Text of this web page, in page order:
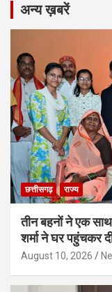
अन्य ख़बरें
छत्तीसगढ़ राज्य
तीन बहनों ने एक साथ
शर्मा ने घर पहुंचकर
August 10, 2026